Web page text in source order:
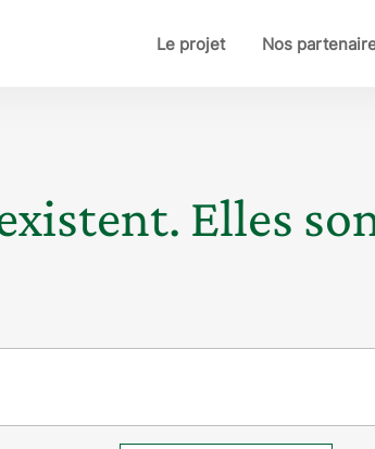
Le projet Nos
Elles